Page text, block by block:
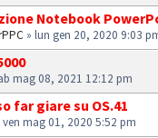
Notebook
» lun gen 20, 2020 9:03
mag 08, 2021 12:12 pm
far giare su OS.41
ven mag 01, 2020 5:52 pm